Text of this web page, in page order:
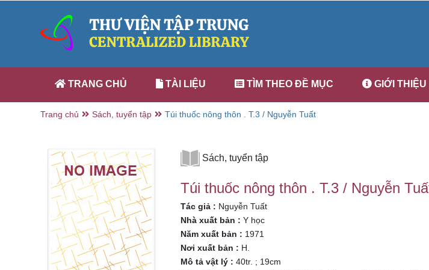
TRANG CHỦ TÀI LIỆU TÌM THEO ĐỀ MỤC GIỚI THIỆU
Trang chủ Sách, tuyển tập Túi thuốc nông thôn . T.3 / Nguyễn Tuất
Sách, tuyển tập
Túi thuốc nông thôn . T.3 / Nguyễn
Tác giả : Nguyễn Tuất
Nhà xuất bản : Y học
Năm xuất bản : 1971
Nơi xuất bản : H.
Mô tả vật lý : 40tr. ; 19cm